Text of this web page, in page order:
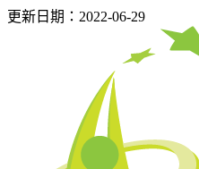
更新日期：2022-06-29